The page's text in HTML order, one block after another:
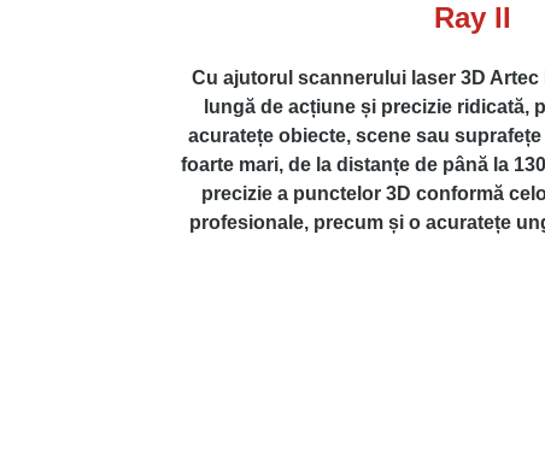
Ray II
Cu ajutorul scannerului laser 3D Artec
lungă de acțiune și precizie ridicată,
acuratețe obiecte, scene sau
foarte mari, de la distanțe de până la
precizie a punctelor 3D conformă
profesionale, precum și o acuratețe